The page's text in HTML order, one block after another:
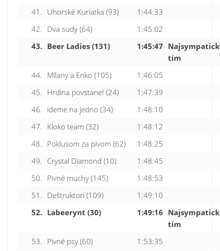
41. Uhorské Kuriatka (93)
1:44:33
42. Dva sudy (64)
1:45:02
43. Beer Ladies (131) 1:45:47
tím
44. Milany a Enko (105)
1:46:05
45. Hrdina povstane! (24)
1:47:39
46. ideme na jedno (34)
1:48:10
47. Kloko team (32)
1:48:12
48. Poklusom za pivom (62)
1:48:25
49. Crystal Diamond (10)
1:48:45
50. Pivné muchy (145)
1:48:53
51. Deštruktori (109)
1:49:10
52. Labeerynt (30) 1:49:16
tím
53. Pivné psy (60) 1:53:35